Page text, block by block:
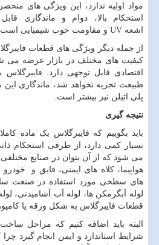
مواد اولیه ندارد، این ویژگی های
استحکام بالا، دوام و ماندگاری
اشعه UV و مقاومت خوب شیمیایی است.
از جمله دیگر ویژگی های قطعات
کیفیت های مختلف در بازار عرضه می
اقتصادی قابل توجهی دارد.
طبیعت تجزیه نخواهد شد، ماندگاری
پلی اتیلن نیز بیشتر است.
نتیجه گیری
باید بگوییم که فایبرگلاس یک ماده
بسیار کمی دارد، از طرفی استحکام
می شود که از آن بتوان در صنایع
هواپیما، کلاه های ایمنی، قایق و
های سطحی مورد استفاده در صنعت
لوله آبگرمکن ها، لوله آب آشامیدنی،
قطعات فایبرگلاس به شکل ورقه یا
البته باید اضافه کنیم که مراحل
شرایط استاندارد و ایمن انجام گیرد